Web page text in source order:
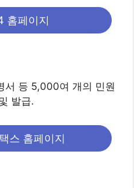
홈페이지
서 등 5,000여 개의 민원
발급.
스 홈페이지